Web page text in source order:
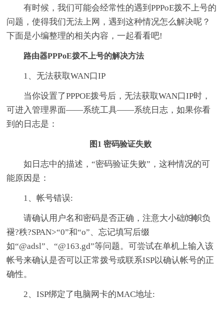
有时候，我们可能会经常性的遇到PPPoE拨不上号的
问题，使得我们无法上网，遇到这种情况怎么解决呢？
下面是小编整理的相关内容，一起看看吧!
路由器PPPoE拨不上号的解决方法
1、无法获取WAN口IP
当你设置了PPPOE拨号后，无法获取WAN口IP时，
可进入管理界面――系统工具――系统日志，如果你看
到的日志是：
图1 密码验证失败
如日志中的描述，“密码验证失败”，这种情况的可
能原因是：
1、帐号错误:
请确认用户名和密码是否正确，注意大小础⒆帜负
褪?秩?SPAN>“0”和“o”、忘记填写后缀
如“@adsl”、“@163.gd”等问题。可尝试在单机上输入该
帐号来确认是否可以正常拨号或联系ISP以确认帐号的正
确性。
2、ISP绑定了电脑网卡的MAC地址: